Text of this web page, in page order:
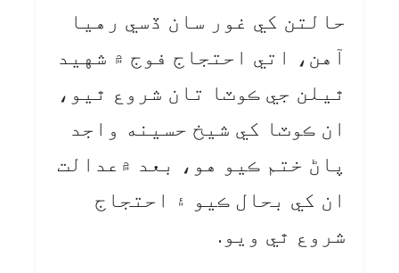
حالتن کي غور سان ڏسي رهيا
آهن، اتي احتجاج فوج ۾ شهيد
ٿيلن جي ڪوٽا تان شروع ٿيو،
ان ڪوٽا کي شيخ حسينه واجد
پاڻ ختم ڪيو هو، بعد ۾عدالت
ان کي بحال ڪيو ۽ احتجاج
شروع ٿي ويو.